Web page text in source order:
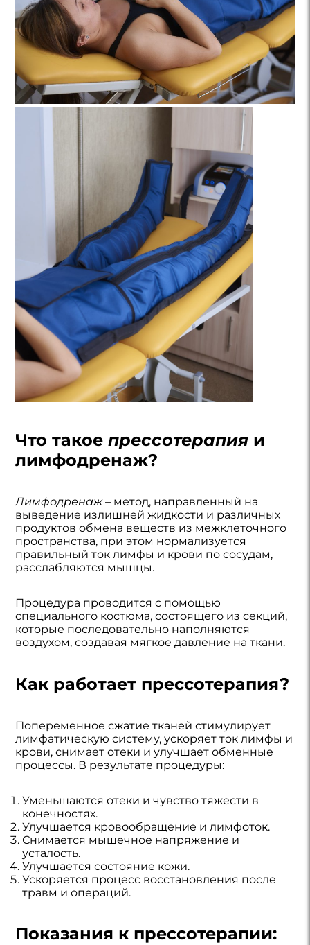
Что такое прессотерапия и
лимфодренаж?
Лимфодренаж– метод, направленный на
выведение излишней жидкости и различных
продуктов обмена веществ из межклеточного
пространства, при этом нормализуется
правильный ток лимфы и крови по сосудам,
расслабляются мышцы.
Процедура проводится с помощью
специального костюма, состоящего из секций,
которые последовательно наполняются
воздухом, создавая мягкое давление на ткани.
Как работает прессотерапия?
Попеременное сжатие тканей стимулирует
лимфатическую систему, ускоряет ток лимфы и
крови, снимает отеки и улучшает обменные
процессы. В результате процедуры:
Уменьшаются отеки и чувство тяжести в
конечностях.
Улучшается кровообращение и лимфоток.
Снимается мышечное напряжение и
усталость.
Улучшается состояние кожи.
Ускоряется процесс восстановления после
травм и операций.
Показания к прессотерапии: